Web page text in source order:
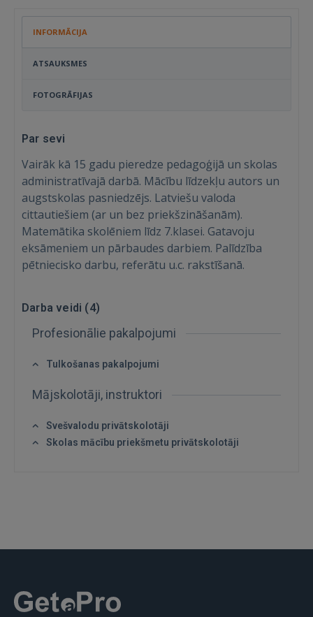
IENĀKT
GOOGLE
INFORMĀCIJA
ATSAUKSMES
FOTOGRĀFIJAS
Par sevi
Vairāk kā 15 gadu pieredze pedagoģijā un skolas
administratīvajā darbā. Mācību līdzekļu autors un
augstskolas pasniedzējs. Latviešu valoda
cittautiešiem (ar un bez priekšzināšanām).
Matemātika skolēniem līdz 7.klasei. Gatavoju
eksāmeniem un pārbaudes darbiem. Palīdzība
pētniecisko darbu, referātu u.c. rakstīšanā.
Darba veidi (4)
Profesionālie pakalpojumi
Tulkošanas pakalpojumi
Mājskolotāji, instruktori
Svešvalodu privātskolotāji
Skolas mācību priekšmetu privātskolotāji